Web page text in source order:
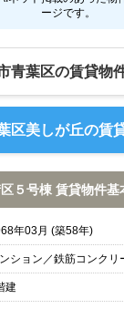
物件特集か
TOP
ージです。
青葉区の賃貸物
区美しが丘の賃
５号棟 賃貸物件基
年03月 (築58年)
ション／鉄筋コンクリ
建